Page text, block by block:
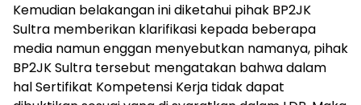
Kemudian belakangan ini diketahui pihak BP2JK
Sultra memberikan klarifikasi kepada beberapa
media namun enggan menyebutkan namanya, pihak
BP2JK Sultra tersebut mengatakan bahwa dalam
hal Sertifikat Kompetensi Kerja tidak dapat